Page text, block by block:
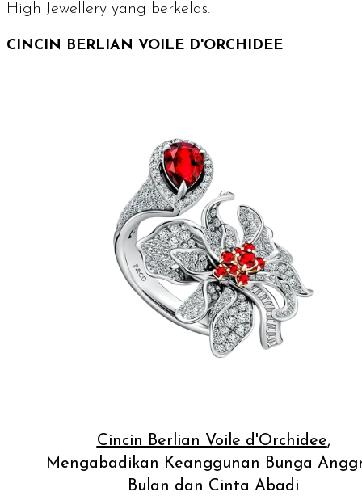
High Jewellery yang berkelas.
CINCIN BERLIAN VOILE D'ORCHIDEE
Cincin Berlian Voile d'Orchidee,
Mengabadikan Keanggunan Bunga
Bulan dan Cinta Abadi